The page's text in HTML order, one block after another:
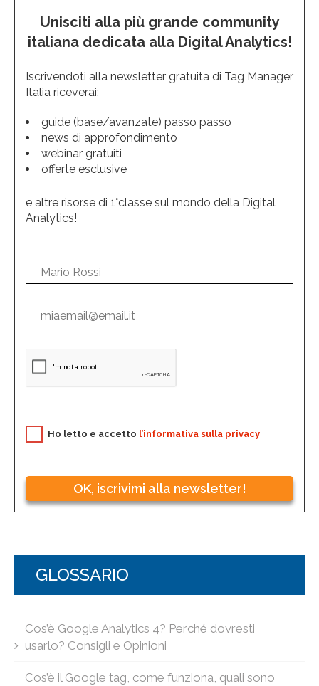
Unisciti alla più grande community
italiana dedicata alla Digital Analytics!
Iscrivendoti alla newsletter gratuita di Tag Manager
Italia riceverai:
guide (base/avanzate) passo passo
news di approfondimento
webinar gratuiti
offerte esclusive
e altre risorse di 1°classe sul mondo della Digital
Analytics!
Ho letto e accetto l’informativa sulla privacy
OK, iscrivimi alla newsletter!
GLOSSARIO
Cos’è Google Analytics 4? Perché dovresti
usarlo? Consigli e Opinioni
Cos’è il Google tag, come funziona, quali sono